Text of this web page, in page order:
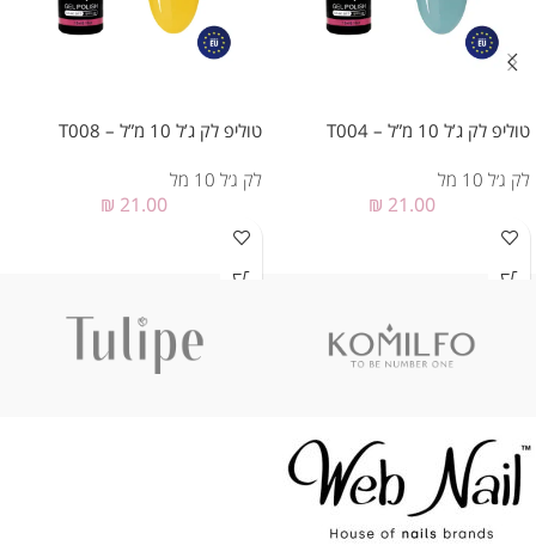
טוליפ לק ג’ל 10 מ”ל – T004
לק ג׳ל 10 מל
₪ 21.00
טוליפ לק ג’ל 10 מ”ל – T008
לק ג׳ל 10 מל
₪ 21.00